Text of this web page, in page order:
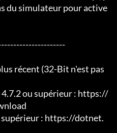
du simulateur pour active
récent (32-Bit n'est pas
ou supérieur : https://
supérieur : https://dotnet.